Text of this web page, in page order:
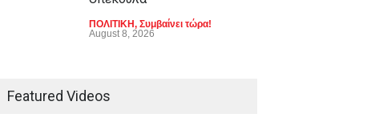
ΠΟΛΙΤΙΚΗ, Συμβαίνει τώρα!
August 8, 2026
Featured Videos